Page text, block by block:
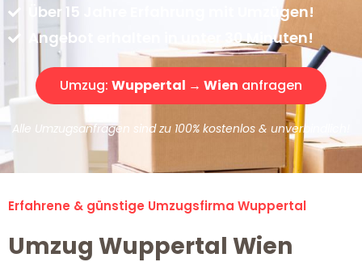
Über 15 Jahre Erfahrung mit Umzügen!
Angebot erhalten in unter 30 Minuten!
Umzug: Wuppertal → Wien anfragen
Alle Umzugsanfragen sind zu 100% kostenlos & unverbindlich!
Erfahrene & günstige Umzugsfirma Wuppertal
Umzug Wuppertal Wien